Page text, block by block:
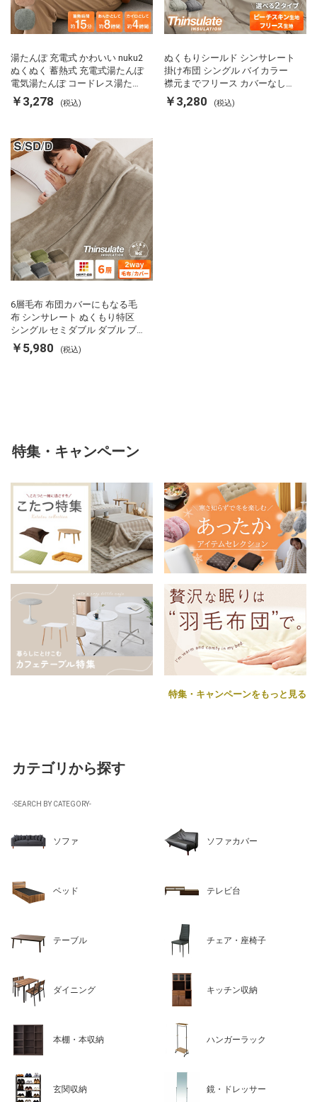
湯たんぽ 充電式 かわいい nuku2
ぬくぬく 蓄熱式 充電式湯たんぽ
電気湯たんぽ コードレス湯たん
ぽ エコ 節電 節約 省エネ 充電式
エコ電気あんか EWT-2143 スリ
￥3,278 (税込)
ぬくもりシールド シンサレート
掛け布団 シングル バイカラー
襟元までフリース カバーなしで
使える 軽い 丸洗い 断熱 保温 抗
菌防臭 洗える 防ダニ 軽量 ホコ
￥3,280 (税込)
6層毛布 布団カバーにもなる毛
布 シンサレート ぬくもり特区
シングル セミダブル ダブル ブ
ランケット 掛け布団カバー フラ
ンネル 保温 蓄熱 吸湿 発熱 断熱
￥5,980 (税込)
特集・キャンペーン
特集・キャンペーンをもっと見る
カテゴリから探す
-SEARCH BY CATEGORY-
ソファ ソファカバー
ベッド テレビ台
テーブル チェア・座椅子
ダイニング キッチン収納
本棚・本収納 ハンガーラック
玄関収納 鏡・ドレッサー